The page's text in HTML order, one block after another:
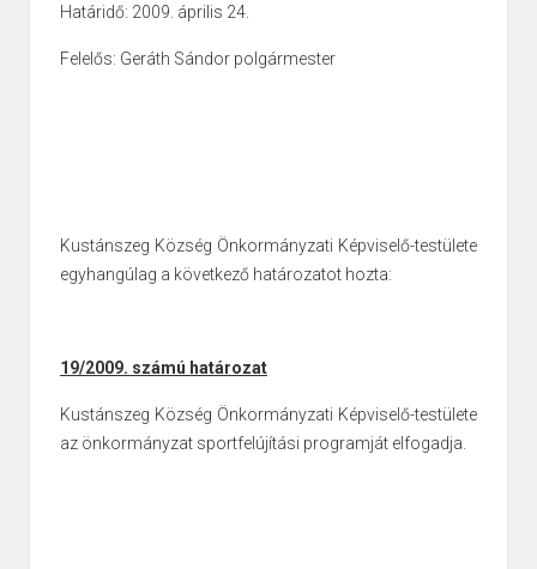
Határidő: 2009. április 24.
Felelős: Geráth Sándor polgármester
Kustánszeg Község Önkormányzati Képviselő-testülete
egyhangúlag a következő határozatot hozta:
19/2009. számú határozat
Kustánszeg Község Önkormányzati Képviselő-testülete
az önkormányzat sportfelújítási programját elfogadja.